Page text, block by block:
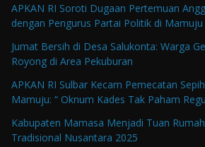
APKAN RI Soroti Dugaan Pertemuan
dengan Pengurus Partai Politik di Mamuju
Jumat Bersih di Desa Salukonta: Warga
Royong di Area Pekuburan
APKAN RI Sulbar Kecam Pemecatan
Mamuju: “ Oknum Kades Tak Paham
Kabupaten Mamasa Menjadi Tuan
Tradisional Nusantara 2025